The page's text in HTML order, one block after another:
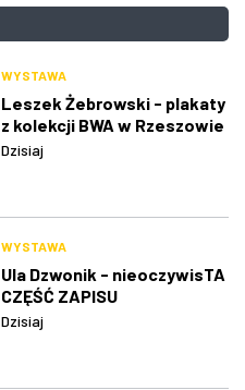
WYSTAWA
Leszek Żebrowski - plakaty
z kolekcji BWA w Rzeszowie
Dzisiaj
WYSTAWA
Ula Dzwonik - nieoczywisTA
CZĘŚĆ ZAPISU
Dzisiaj